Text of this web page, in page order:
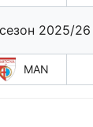
2025/26
MAN